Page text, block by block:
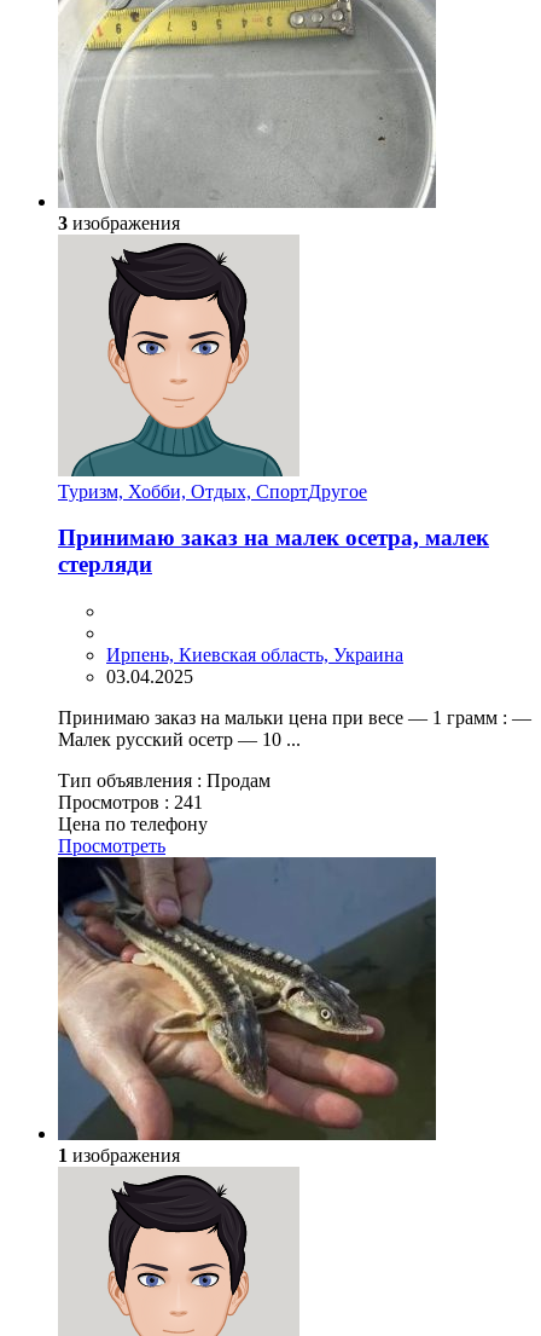
3 изображения
Туризм, Хобби, Отдых, СпортДругое
Принимаю заказ на малек осетра, малек
стерляди
Ирпень, Киевская область, Украина
03.04.2025
Принимаю заказ на мальки цена при весе — 1 грамм : —
Малек русский осетр — 10 ...
Тип объявления : Продам
Просмотров : 241
Цена по телефону
Просмотреть
1 изображения